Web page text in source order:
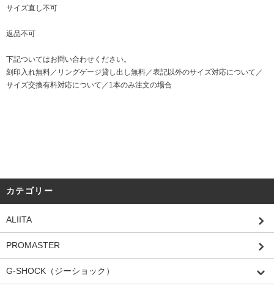
サイズ直し不可
返品不可
下記ついてはお問い合わせください。
刻印入れ無料／リングゲージ貸し出し無料／表記以外のサイズ対応について／
サイズ交換有料対応について／1本のみ注文の場合
カテゴリー
ALIITA
PROMASTER
G-SHOCK（ジーショック）